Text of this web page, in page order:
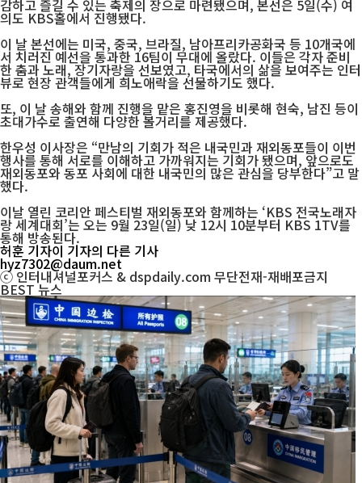
감하고 즐길 수 있는 축제의 장으로 마련됐으며, 본선은 5일(수) 여
의도 KBS홀에서 진행됐다.
이 날 본선에는 미국, 중국, 브라질, 남아프리카공화국 등 10개국에
서 치러진 예선을 통과한 16팀이 무대에 올랐다. 이들은 각자 준비
한 춤과 노래, 장기자랑을 선보였고, 타국에서의 삶을 보여주는 인터
뷰로 현장 관객들에게 희노애락을 선물하기도 했다.
또, 이 날 송해와 함께 진행을 맡은 홍진영을 비롯해 현숙, 남진 등이
초대가수로 출연해 다양한 볼거리를 제공했다.
한우성 이사장은 “만남의 기회가 적은 내국민과 재외동포들이 이번
행사를 통해 서로를 이해하고 가까워지는 기회가 됐으며, 앞으로도
재외동포와 동포 사회에 대한 내국민의 많은 관심을 당부한다”고 말
했다.
이날 열린 코리안 페스티벌 재외동포와 함께하는 ‘KBS 전국노래자
랑 세계대회’는 오는 9월 23일(일) 낮 12시 10분부터 KBS 1TV를
통해 방송된다.
허훈 기자이 기자의 다른 기사
hyz7302@daum.net
ⓒ 인터내셔널포커스 & dspdaily.com 무단전재-재배포금지
BEST뉴스